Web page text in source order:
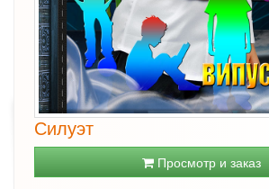
Силуэт
Просмотр и заказ